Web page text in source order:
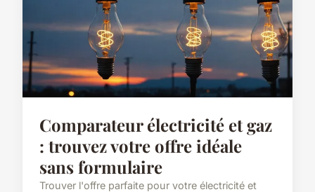
Comparateur électricité et gaz
: trouvez votre offre idéale
sans formulaire
Trouver l'offre parfaite pour votre électricité et